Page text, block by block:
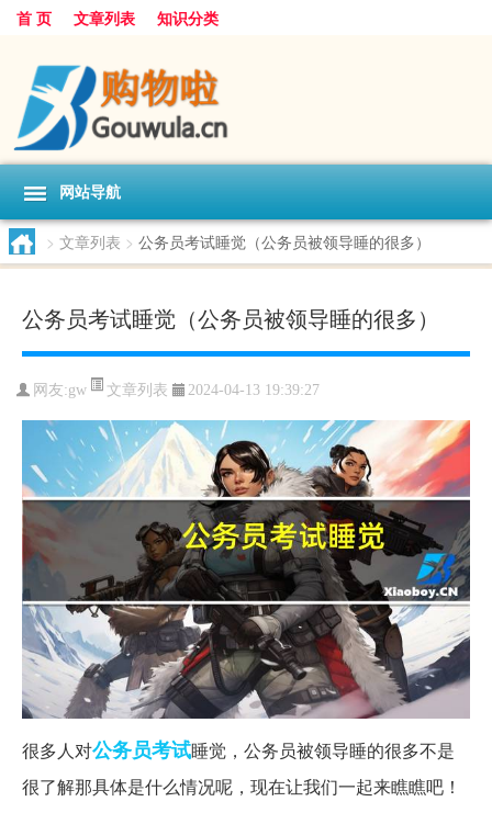
首 页 文章列表 知识分类
网站导航
> 文章列表 > 公务员考试睡觉（公务员被领导睡的很多）
公务员考试睡觉（公务员被领导睡的很多）
网友:gw 文章列表 2024-04-13 19:39:27
很多人对公务员考试睡觉，公务员被领导睡的很多不是
很了解那具体是什么情况呢，现在让我们一起来瞧瞧吧！